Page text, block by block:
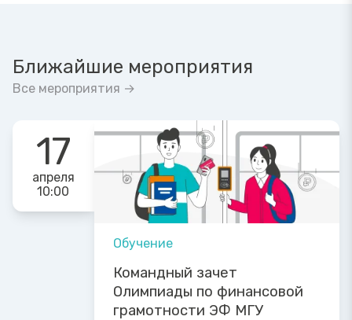
Ближайшие мероприятия
Все мероприятия →
17
апреля
10:00
Обучение
Командный зачет
Олимпиады по финансовой
грамотности ЭФ МГУ